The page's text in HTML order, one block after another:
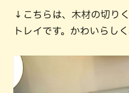
↓こちらは、木材の切り
トレイです。かわいらし